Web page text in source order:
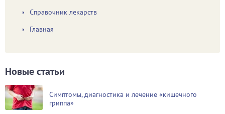
Справочник лекарств
Главная
Новые статьи
Симптомы, диагностика и лечение «кишечного
гриппа»